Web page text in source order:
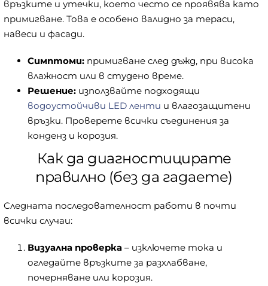
връзките и утечки, което често се проявява като
примигване. Това е особено валидно за тераси,
навеси и фасади.
Симптоми: примигване след дъжд, при висока
влажност или в студено време.
Решение: използвайте подходящи
водоустойчиви LED ленти и влагозащитени
връзки. Проверете всички съединения за
конденз и корозия.
Как да диагностицирате
правилно (без да гадаете)
Следната последователност работи в почти
всички случаи:
Визуална проверка – изключете тока и
огледайте връзките за разхлабване,
почерняване или корозия.